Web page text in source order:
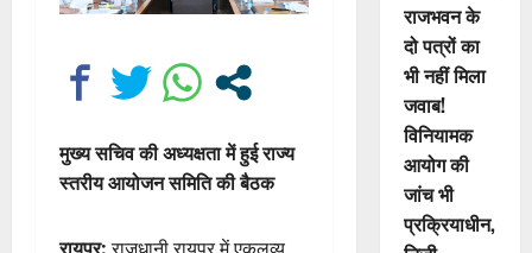
मुख्य सचिव की अध्यक्षता में हुई राज्य
स्तरीय आयोजन समिति की बैठक
राजभवन के
दो पत्रों का
भी नहीं मिला
जवाब!
विनियामक
आयोग की
जांच भी
प्रक्रियाधीन,